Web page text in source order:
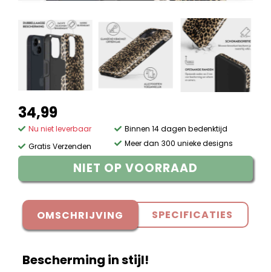
34,99
Nu niet leverbaar
Gratis Verzenden
Binnen 14 dagen bedenktijd
Meer dan 300 unieke designs
NIET OP VOORRAAD
OMSCHRIJVING SPECIFICATIES
Bescherming in stijl!